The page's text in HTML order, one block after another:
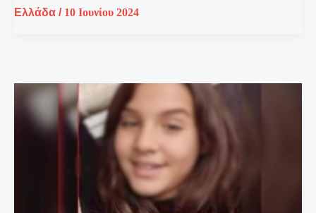
Ελλάδα / 10 Ιουνίου 2024